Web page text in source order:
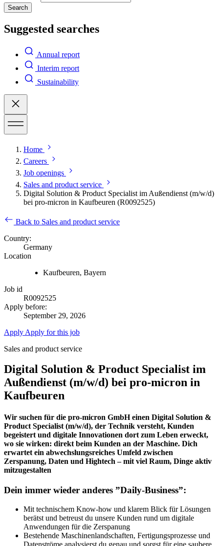
Search
Suggested searches
Annual report
Interim report
Sustainability
Home
Careers
Job openings
Sales and product service
Digital Solution & Product Specialist im Außendienst (m/w/d)
bei pro-micron in Kaufbeuren (R0092525)
Back to Sales and product service
Country:
Germany
Location
Kaufbeuren, Bayern
Job id
R0092525
Apply before:
September 29, 2026
Apply Apply for this job
Sales and product service
Digital Solution & Product Specialist im
Außendienst (m/w/d) bei pro-micron in
Kaufbeuren
Wir suchen für die pro-micron GmbH einen Digital Solution &
Product Specialist (m/w/d), der Technik versteht, Kunden
begeistert und digitale Innovationen dort zum Leben erweckt,
wo sie wirken: direkt beim Kunden an der Maschine. Dich
erwartet ein abwechslungsreiches Umfeld zwischen
Zerspanung, Daten und Hightech – mit viel Raum, Dinge aktiv
mitzugestalten
Dein immer wieder anderes ”Daily-Business”:
Mit technischem Know-how und klarem Blick für Lösungen
berätst und betreust du unsere Kunden rund um digitale
Anwendungen für die Zerspanung
Bestehende Maschinenlandschaften, Fertigungsprozesse und
Datenströme analysierst du genau und sorgst für eine saubere